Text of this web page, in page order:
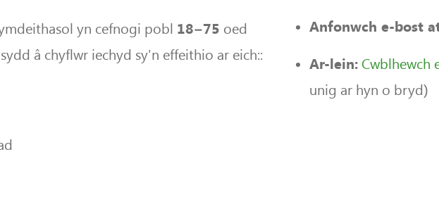
yn cefnogi pobl 18–75 oed
â chyflwr iechyd sy'n effeithio ar eich::
Anfonwch e-bost
Ar-lein: Cwblhewch
unig ar hyn o bryd)